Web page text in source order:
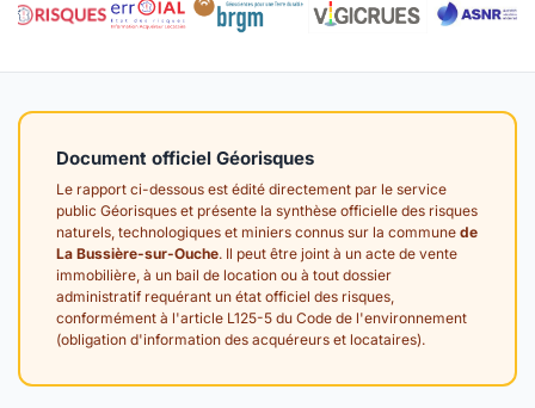
Document officiel Géorisques
Le rapport ci-dessous est édité directement par le service
public Géorisques et présente la synthèse officielle des risques
naturels, technologiques et miniers connus sur la commune de
La Bussière-sur-Ouche. Il peut être joint à un acte de vente
immobilière, à un bail de location ou à tout dossier
administratif requérant un état officiel des risques,
conformément à l'article L125-5 du Code de l'environnement
(obligation d'information des acquéreurs et locataires).